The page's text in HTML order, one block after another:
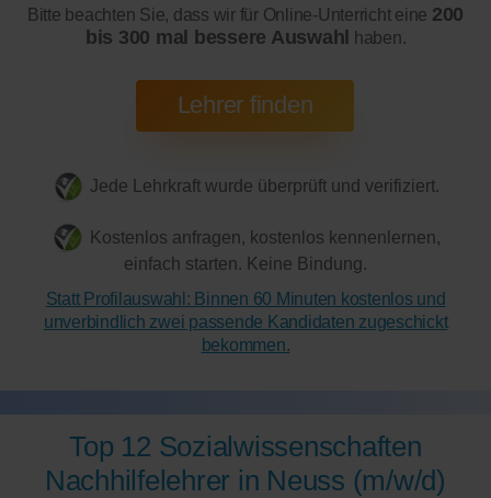
Bitte beachten Sie, dass wir für Online-Unterricht eine 200
bis 300 mal bessere Auswahl haben.
Jede Lehrkraft wurde überprüft und verifiziert.
Kostenlos anfragen, kostenlos kennenlernen,
einfach starten. Keine Bindung.
Statt Profilauswahl: Binnen 60 Minuten kostenlos und
unverbindlich zwei passende Kandidaten zugeschickt
bekommen.
Top 12 Sozialwissenschaften
Nachhilfelehrer in Neuss (m/w/d)